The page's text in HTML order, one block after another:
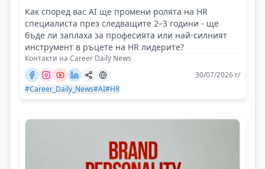
Как според вас AI ще промени ролята на HR
специалиста през следващите 2–3 години - ще
бъде ли заплаха за професията или най-силният
инструмент в ръцете на HR лидерите?
Контакти на Career Daily News
30/07/2026 г/
#Career_Daily_News#AI#HR